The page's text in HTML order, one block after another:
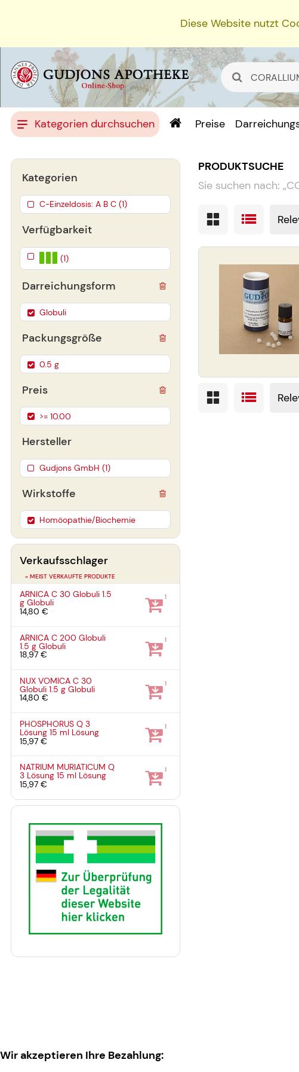
Diese Website nutzt
Kategorien durchsuchen Preise
PRODUKTSUCHE
Sie suchen nach: „
Verfügbarkeit
(1)
Darreichungsform
Globuli
Packungsgröße
0.5 g
Preis
>= 10.00
Hersteller
Gudjons GmbH (1)
Wirkstoffe
Homöopathie/Biochemie
Kategorien
C-Einzeldosis: A B C (1)
Verkaufsschlager
» MEIST VERKAUFTE PRODUKTE
ARNICA C 30 Globuli1.5
gGlobuli
14,80 €
1
ARNICA C 200 Globuli
1.5 gGlobuli
18,97 €
1
NUX VOMICA C 30
Globuli1.5 gGlobuli
14,80 €
1
PHOSPHORUS Q 3
Lösung15 ml Lösung
15,97 €
1
NATRIUM MURIATICUM Q
3 Lösung15 ml Lösung
15,97 €
1
Wir akzeptieren Ihre Bezahlung: